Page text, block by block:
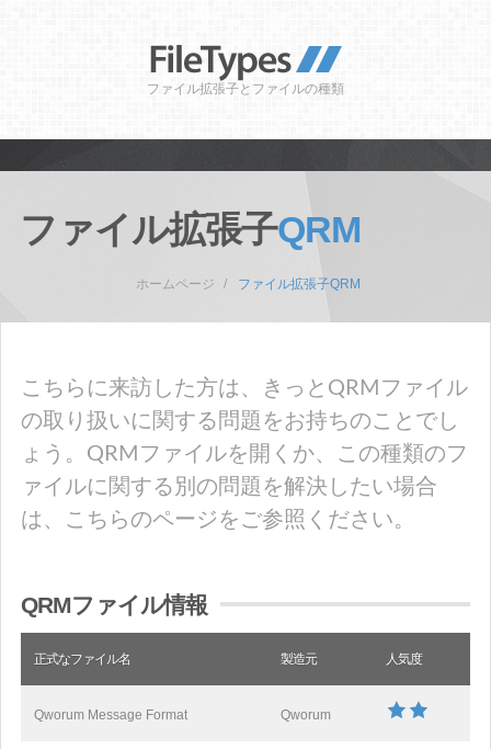
ファイル拡張子とファイルの種類
ファイル拡張子QRM
ホームページ ファイル拡張子QRM
こちらに来訪した方は、きっとQRMファイル
の取り扱いに関する問題をお持ちのことでし
ょう。QRMファイルを開くか、この種類のフ
ァイルに関する別の問題を解決したい場合
は、こちらのページをご参照ください。
QRMファイル情報
正式なファイル名 製造元 人気度
Qworum Message Format Qworum